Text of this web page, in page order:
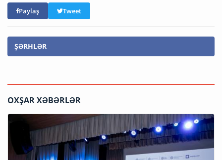
Paylaş Tweet
ŞƏRHLƏR
OXŞAR XƏBƏRLƏR